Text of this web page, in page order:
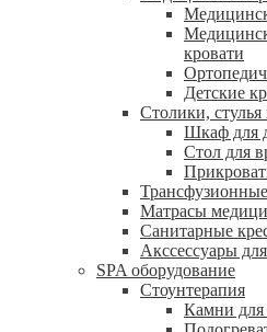
кровати
Детские
Столики,
Шкаф для
Стол для
Матрасы
Санитарные
Акссессуары
SPA оборудование
Стоунтерапия
Камни для